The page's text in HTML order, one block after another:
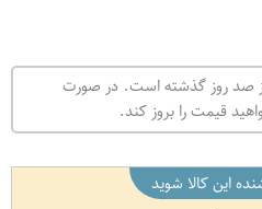
از صد روز گذشته است. در صورت
قیمت را بروز کند.
این کالا شوید